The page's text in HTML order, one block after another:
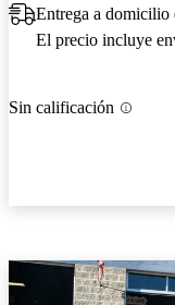
Entrega a domicilio
El precio incluye
Sin calificación